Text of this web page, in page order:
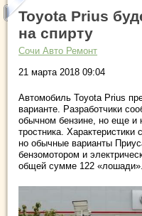
Toyota Prius
на спирту
Сочи Авто Ремонт
21 марта 2018 09:04
Автомобиль Toyota Prius
варианте. Разработчики
обычном бензине, но еще и
тростника. Характеристики
но обычные варианты
бензомотором и
общей сумме 122 «лошади».